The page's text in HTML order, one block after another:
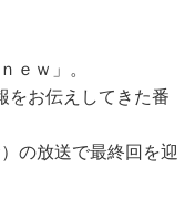
ｅｗ」。
をお伝えしてきた番
の放送で最終回を迎